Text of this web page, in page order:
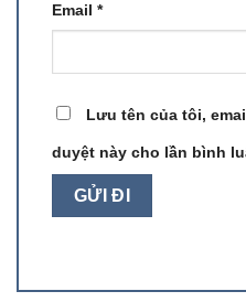
Email *
Lưu tên của tôi,
duyệt này cho lần bình